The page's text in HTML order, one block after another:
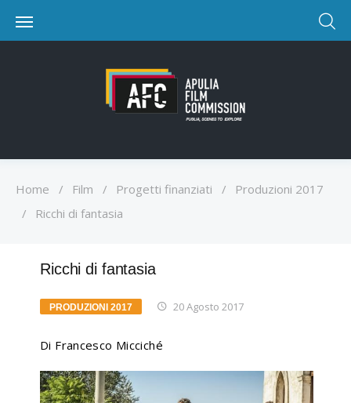
Home / Film / Progetti finanziati /
Produzioni 2017
/
Ricchi di fantasia
Ricchi di fantasia
PRODUZIONI 2017 20 Agosto 2017
Di Francesco Micciché